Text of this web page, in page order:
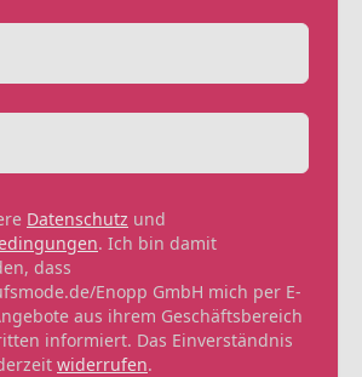
Datenschutz und
. Ich bin damit
dass
Enopp GmbH mich per E-
aus ihrem Geschäftsbereich
informiert. Das Einverständnis
widerrufen.